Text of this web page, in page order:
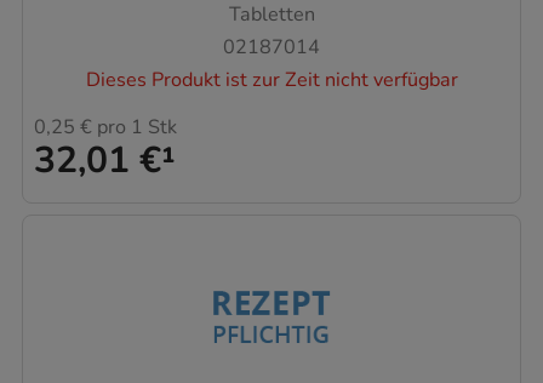
Tabletten
02187014
Dieses Produkt ist zur Zeit nicht verfügbar
32,01 €¹
0,25 € pro 1 Stk